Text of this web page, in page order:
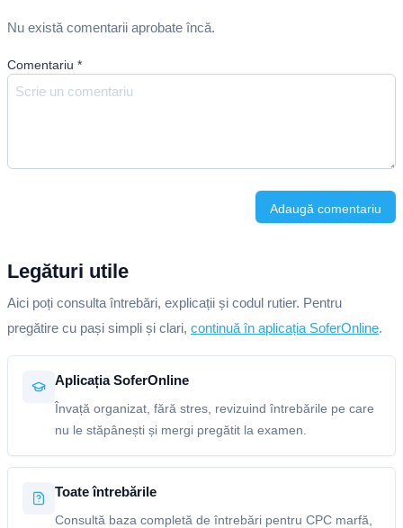
Nu există comentarii aprobate încă.
Comentariu *
Adaugă comentariu
Legături utile
Aici poți consulta întrebări, explicații și codul rutier. Pentru
pregătire cu pași simpli și clari, continuă în aplicația SoferOnline.
Aplicația SoferOnline
Învață organizat, fără stres, revizuind întrebările pe care
nu le stăpânești și mergi pregătit la examen.
Toate întrebările
Consultă baza completă de întrebări pentru CPC marfă,